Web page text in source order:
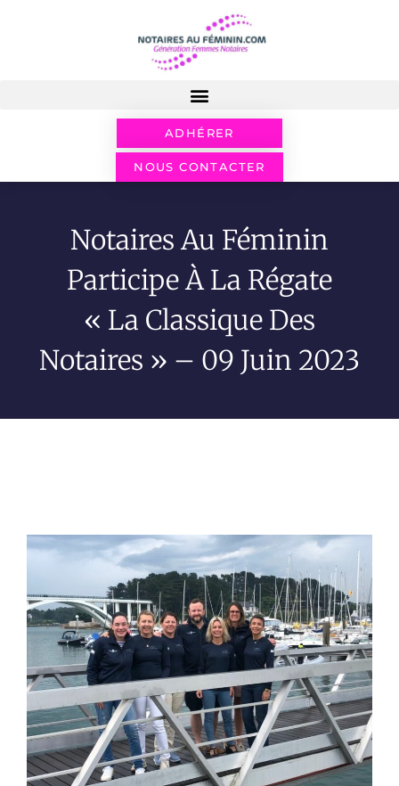
ADHÉRER
NOUS CONTACTER
Notaires Au Féminin
Participe À La Régate
« La Classique Des
Notaires » – 09 Juin 2023